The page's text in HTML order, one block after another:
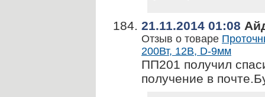
21.11.2014 01:08
Отзыв о товаре
200Вт, 12В, D-9мм
ПП201 получил
получение в